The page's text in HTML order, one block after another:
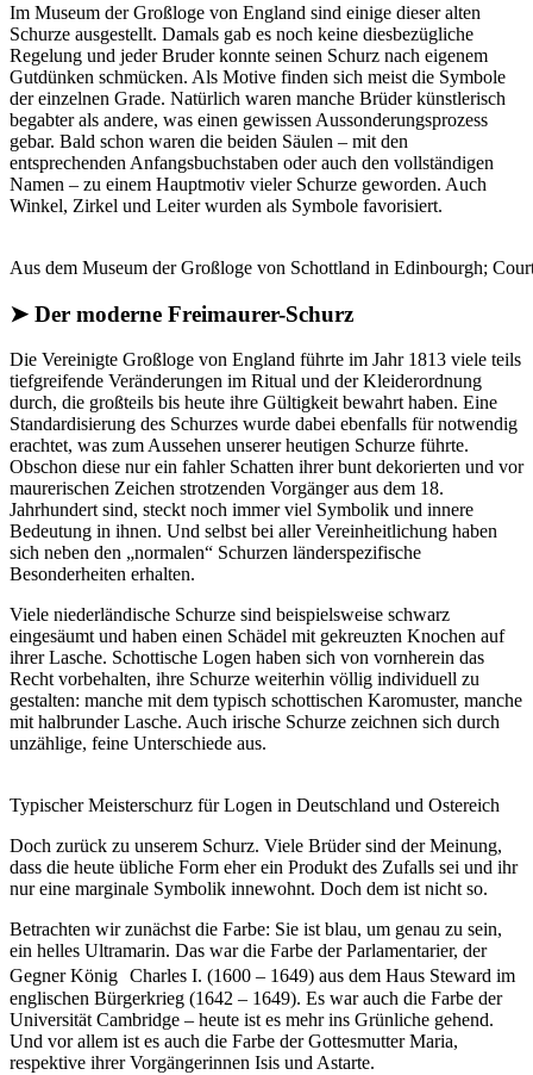
Im Museum der Großloge von England sind einige dieser alten
Schurze ausgestellt. Damals gab es noch keine diesbezügliche
Regelung und jeder Bruder konnte seinen Schurz nach eigenem
Gutdünken schmücken. Als Motive finden sich meist die Symbole
der einzelnen Grade. Natürlich waren manche Brüder künstlerisch
begabter als andere, was einen gewissen Aussonderungsprozess
gebar. Bald schon waren die beiden Säulen – mit den
entsprechenden Anfangsbuchstaben oder auch den vollständigen
Namen – zu einem Hauptmotiv vieler Schurze geworden. Auch
Winkel, Zirkel und Leiter wurden als Symbole favorisiert.
Aus dem Museum der Großloge von Schottland in Edinbourgh;
➤ Der moderne Freimaurer-Schurz
Die Vereinigte Großloge von England führte im Jahr 1813 viele teils
tiefgreifende Veränderungen im Ritual und der Kleiderordnung
durch, die großteils bis heute ihre Gültigkeit bewahrt haben. Eine
Standardisierung des Schurzes wurde dabei ebenfalls für notwendig
erachtet, was zum Aussehen unserer heutigen Schurze führte.
Obschon diese nur ein fahler Schatten ihrer bunt dekorierten und vor
maurerischen Zeichen strotzenden Vorgänger aus dem 18.
Jahrhundert sind, steckt noch immer viel Symbolik und innere
Bedeutung in ihnen. Und selbst bei aller Vereinheitlichung haben
sich neben den „normalen“ Schurzen länderspezifische
Besonderheiten erhalten.
Viele niederländische Schurze sind beispielsweise schwarz
eingesäumt und haben einen Schädel mit gekreuzten Knochen auf
ihrer Lasche. Schottische Logen haben sich von vornherein das
Recht vorbehalten, ihre Schurze weiterhin völlig individuell zu
gestalten: manche mit dem typisch schottischen Karomuster, manche
mit halbrunder Lasche. Auch irische Schurze zeichnen sich durch
unzählige, feine Unterschiede aus.
Typischer Meisterschurz für Logen in Deutschland und Ostereich
Doch zurück zu unserem Schurz. Viele Brüder sind der Meinung,
dass die heute übliche Form eher ein Produkt des Zufalls sei und ihr
nur eine marginale Symbolik innewohnt. Doch dem ist nicht so.
Betrachten wir zunächst die Farbe: Sie ist blau, um genau zu sein,
ein helles Ultramarin. Das war die Farbe der Parlamentarier, der
Gegner König Charles I. (1600 – 1649) aus dem Haus Steward im
englischen Bürgerkrieg (1642 – 1649). Es war auch die Farbe der
Universität Cambridge – heute ist es mehr ins Grünliche gehend.
Und vor allem ist es auch die Farbe der Gottesmutter Maria,
respektive ihrer Vorgängerinnen Isis und Astarte.